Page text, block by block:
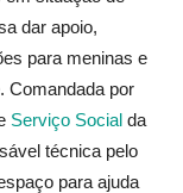
dar apoio,
para meninas e
Comandada por
Serviço Social da
técnica pelo
para ajuda